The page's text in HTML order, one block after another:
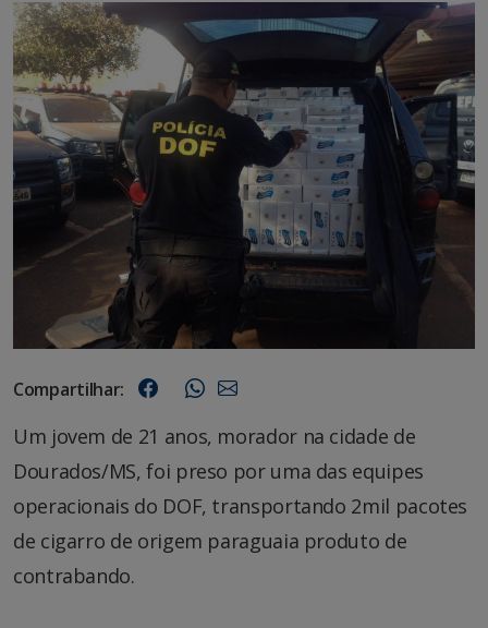
Compartilhar:
Um jovem de 21 anos, morador na cidade de
Dourados/MS, foi preso por uma das equipes
operacionais do DOF, transportando 2mil pacotes
de cigarro de origem paraguaia produto de
contrabando.